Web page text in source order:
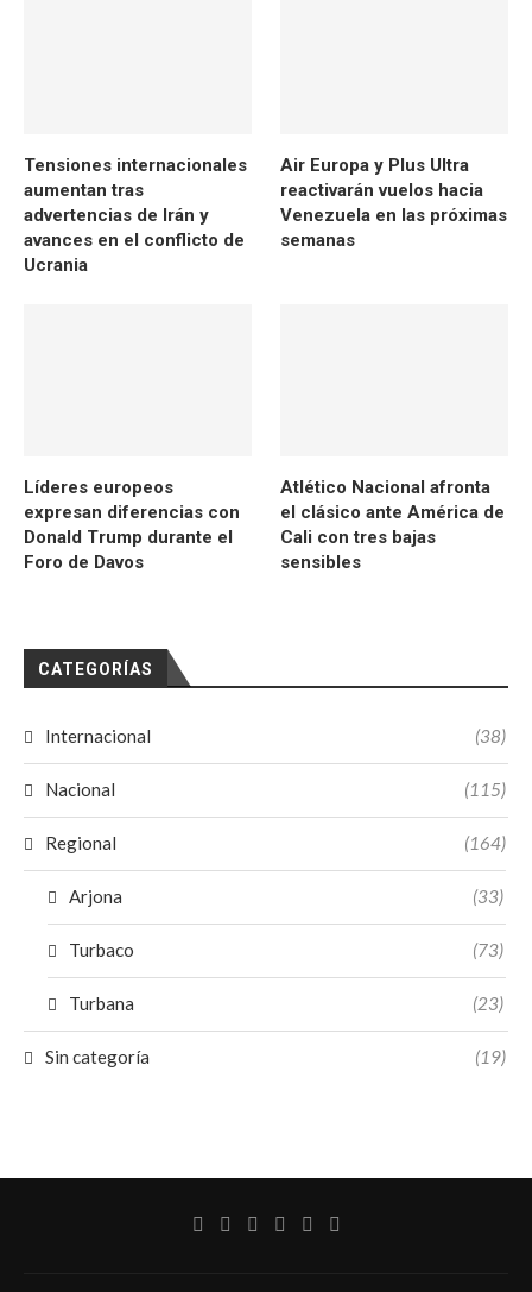
Tensiones internacionales
aumentan tras
advertencias de Irán y
avances en el conflicto de
Ucrania
Air Europa y Plus Ultra
reactivarán vuelos hacia
Venezuela en las próximas
semanas
Líderes europeos
expresan diferencias con
Donald Trump durante el
Foro de Davos
Atlético Nacional afronta
el clásico ante América de
Cali con tres bajas
sensibles
CATEGORÍAS
Internacional (38)
Nacional (115)
Regional (164)
Arjona (33)
Turbaco (73)
Turbana (23)
Sin categoría (19)